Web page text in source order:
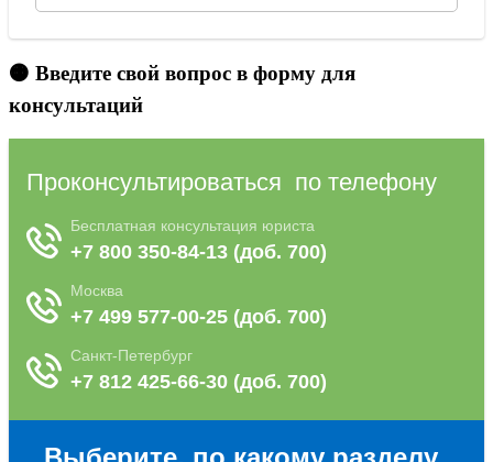
🟠 Введите свой вопрос в форму для
консультаций